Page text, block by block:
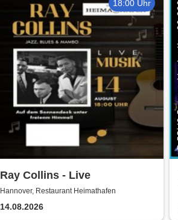
18:00 Uhr
Ray Collins - Live
Hannover, Restaurant Heimathafen
14.08.2026